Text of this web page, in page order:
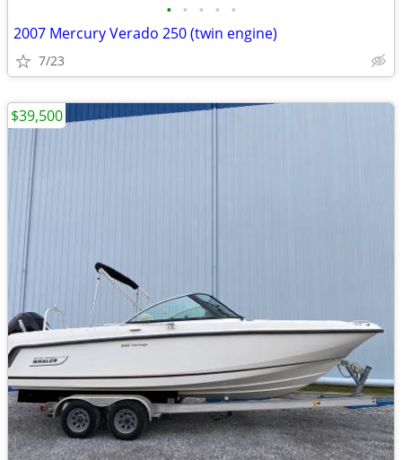
• • • • •
2007 Mercury Verado 250 (twin engine)
7/23
$39,500